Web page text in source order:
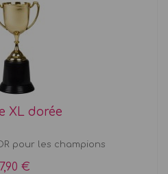
XL dorée
pour les champions
7,90 €